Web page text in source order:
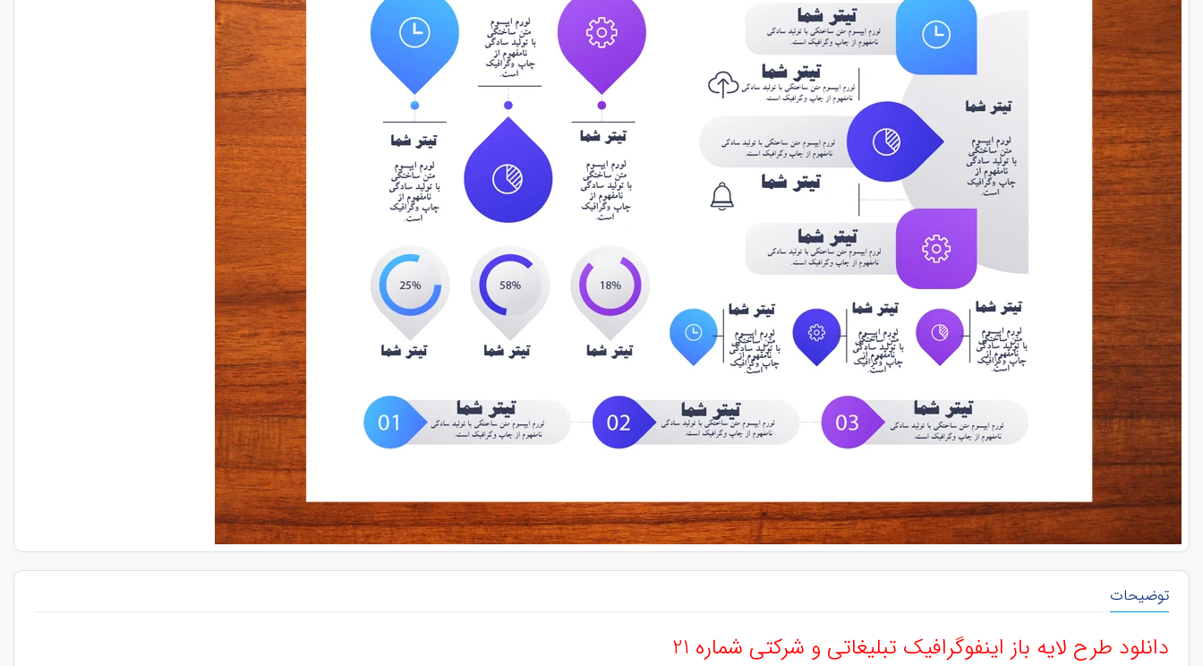
توضیحات
دانلود طرح لایه باز اینفوگرافیک تبلیغاتی و شرکتی شماره 21